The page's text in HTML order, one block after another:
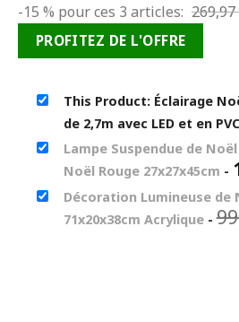
-15 % pour ces 3 articles: 269,97
PROFITEZ DE L'OFFRE
This Product: Éclairage
de 2,7m avec LED et en PVC
Lampe Suspendue de
Noël Rouge 27x27x45cm -
Décoration Lumineuse de
71x20x38cm Acrylique -